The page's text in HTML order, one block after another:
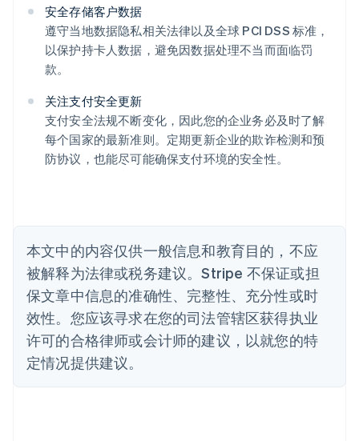
安全存储客户数据
遵守当地数据隐私相关法律以及全球 PCI DSS 标准，
以保护持卡人数据，避免因数据处理不当而面临罚
款。
关注支付安全更新
支付安全法规不断变化，因此您的企业务必及时了解
每个国家的最新准则。定期更新企业的欺诈检测和预
防协议，也能尽可能确保支付环境的安全性。
本文中的内容仅供一般信息和教育目的，不应
被解释为法律或税务建议。Stripe 不保证或担
保文章中信息的准确性、完整性、充分性或时
效性。您应该寻求在您的司法管辖区获得执业
许可的合格律师或会计师的建议，以就您的特
定情况提供建议。
English
爱沙尼亚
English
奥地利
Deutsch
English
巴西
PortuguêsEnglish
保加利亚
English
丹麦
德国
DeutschEnglish
法国
FrançaisEnglish
芬兰
EnglishSvenska